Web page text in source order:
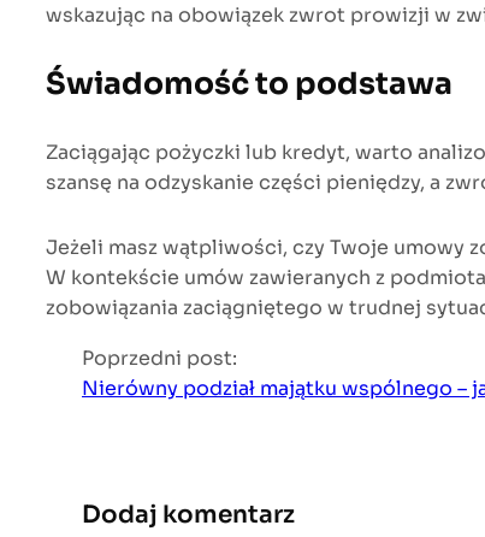
wskazując na obowiązek zwrot prowizji w
Świadomość to podstawa
Zaciągając pożyczki lub kredyt, warto
szansę na odzyskanie części pieniędzy, a
Jeżeli masz wątpliwości, czy Twoje umowy
W kontekście umów zawieranych z
zobowiązania zaciągniętego w trudnej
Poprzedni post:
Nierówny podział majątku wspólnego –
Dodaj komentarz